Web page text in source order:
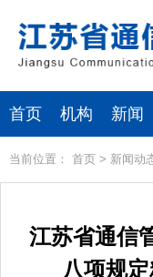
首页 机构 新闻
当前位置： 首页 > 新闻动
江苏省通信
八项规